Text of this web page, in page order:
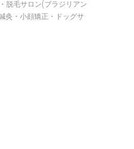
脱毛サロン(ブラジリアン
灸・小顔矯正・ドッグサ